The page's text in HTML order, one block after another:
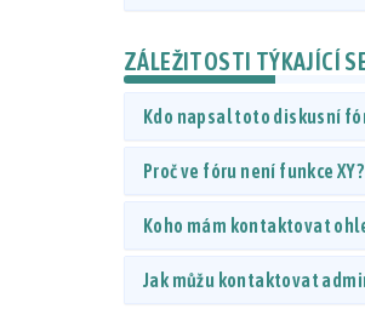
ZÁLEŽITOSTI TÝKAJÍCÍ
Kdo napsal toto diskusní
Proč ve fóru není funkce XY?
Koho mám kontaktovat
Jak můžu kontaktovat